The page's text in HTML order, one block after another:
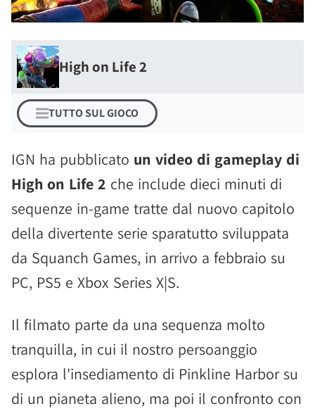
High on Life 2
TUTTO SUL GIOCO
IGN ha pubblicato un video di gameplay di
High on Life 2 che include dieci minuti di
sequenze in-game tratte dal nuovo capitolo
della divertente serie sparatutto sviluppata
da Squanch Games, in arrivo a febbraio su
PC, PS5 e Xbox Series X|S.
Il filmato parte da una sequenza molto
tranquilla, in cui il nostro persoanggio
esplora l'insediamento di Pinkline Harbor su
di un pianeta alieno, ma poi il confronto con